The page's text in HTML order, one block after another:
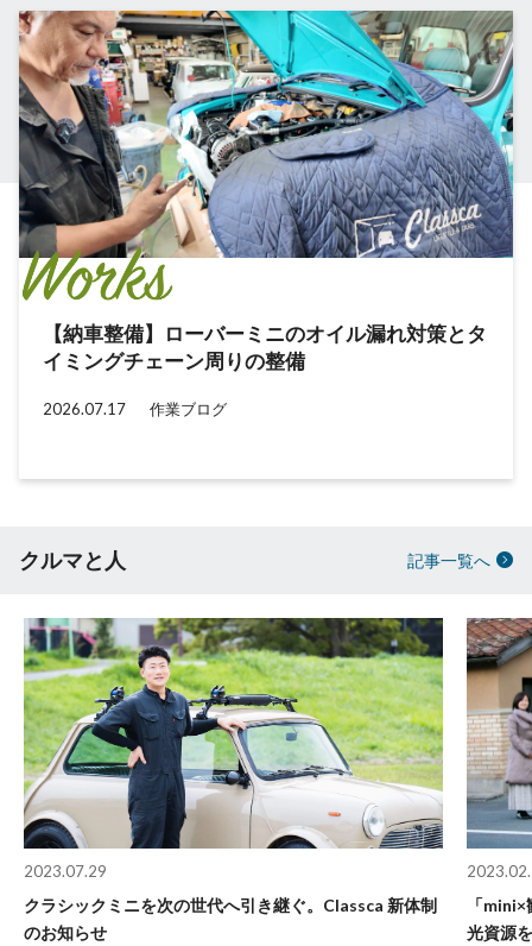
【納車整備】ローバーミニのオイル漏れ対策とタ
イミングチェーン周りの整備
2026.07.17 作業ブログ
【納車整備】ローバーミニのラジアスアームをオ
ーバーホール
2026.07.03 作業ブログ
クラシックミニを次の世代へ引き継ぐ。Classca
新体制のお知らせ
2023.07.29 クルマと人
「mini×観光」で新たな試み。乗る楽しさが、新
たな観光資源を産む可能性
2023.02.27 クルマと人
クルマと人 記事一覧へ
2023.07.29
クラシックミニを次の世代へ引き継ぐ。Classca 新体制
のお知らせ
「
光資源